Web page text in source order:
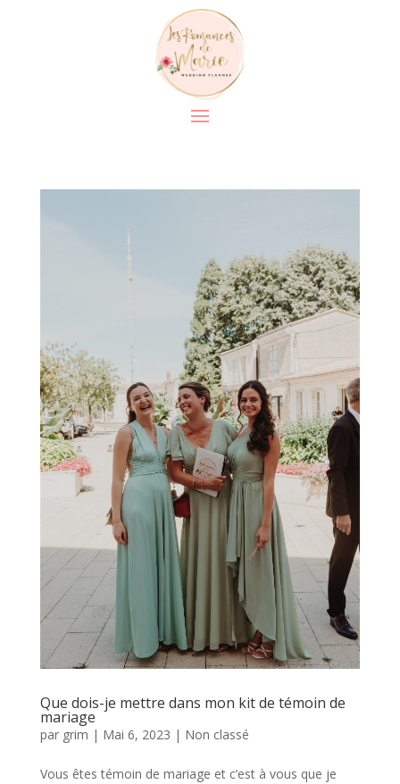
Que dois-je mettre dans mon kit de témoin de
mariage
par grim | Mai 6, 2023 | Non classé
Vous êtes témoin de mariage et c’est à vous que je